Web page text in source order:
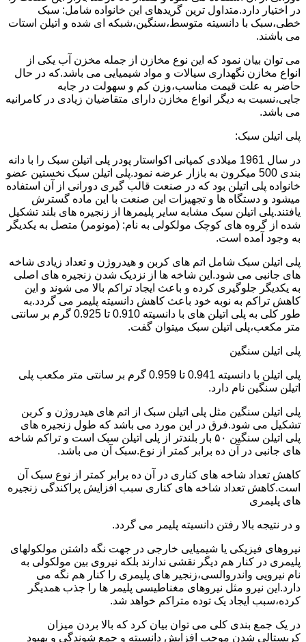
در اختیار دارد.متداول ترین گریدهای این خانواده شامل: سبک
خطی،سبک با دانسیته متوسط،سنگین،شبکه ای شده و اتیلن استات
می باشند.
می توان بیان نمود که این نوع مخازن از جمله مخزن آب یکی از
انواع مخازن نگهداری سیالات و مواد شیمیایی می باشد.که در حال
حاضر به علت قیمت مناسب،وزن کم و سهولت در جابه
جایی،نسبت به دیگر انواع مخازن دارای متقاضیان زیادی در کامرانیه
می باشد.
پلی اتیلن سبک:
در سال 1961 میلادی کمپانی اکواستار پودر پلی اتیلن سبک را با دانه
بندی 500 میکرون به بازار عرضه نمود.پلی اتیلن سبک نخستین عضو
خانواده پلی اتیلن بود که در صنعت قالب گیری دورانی از آن استفاده
میشود و دستگاه ها و تجهیزات این صنعت با این ماده گسترش
یافتند.پلی اتیلن سبک مشابه سایر پلیمرها از زنجیره های بلند تشکیل
شده از گروه های کوچک مولکولی به نام: (مونومر) متصل به یکدیگر
به وجود آمده است.
پلی اتیلن سبک شامل اتم های کربن و هیدروژن و تعداد زیادی شاخه
های جانبی می شود.این شاخه ها از نزدیک شدن زنجیره های اصلی
به یکدیگر جلوگیری کرده و باعث ایجاد تراکم بالا می شوند و این
کاهش تراکم به نوبه خود باعث کاهش دانسیته پلیمر می گردد.به
طور کلی به پلی اتیلن های با دانسیته 0.910 تا 0.925 گرم بر سانتی
متر مکعب،پلی اتیلن سبک میتوان گفت.
پلی اتیلن سنگین
پلی اتیلن با دانسیته 0.941 تا 0.959 گرم بر سانتی متر مکعب پلی
اتیلن سنگین نام دارد.
پلی اتیلن سنگین مثل پلی اتیلن سبک از اتم های هیدروژن و کربن
تشکیل می شود.فرق در این مورد می باشد که طول زنجیره های
پلی اتیلن سنگین ۵۰ بار بلندتر از پلی اتیلن سبک است و تراکم شاخه
های جانبی در آن ده برابر کمتر از نوع.سبک آن می باشد.
کاهش تعداد شاخه های کناری در آن ده برابر کمتر از نوع سبک آن
است.کاهش تعداد شاخه های کناری سبب افزایش پراکندگی زنجیره
های پلیمری
و در نتیجه بالا رفتن دانسیته پلیمر می گردد.
نیروهای فیزیکی یا شیمیایی خارجی در جهت نگه داشتن مولکولهای
پلیمری در کنار هم دیگر نقشی ندارند بلکه نیروی بین مولکولی به
نام نیرویی واندروالسی،زنجیر های پلیمری را کنار هم نگه می
دارد.این نیرو مثل نیروهای مغناطیسی پلیمر ها را جذب همدیگر
کرده،سبب ایجاد یک توده متراکم خواهد شد.
در یک جمع بندی کلی می توان بیان کرد که بالا بردن میزان
کریستالی شدن موجب افزایش دانسیته و جمع شوندگی و بهبود